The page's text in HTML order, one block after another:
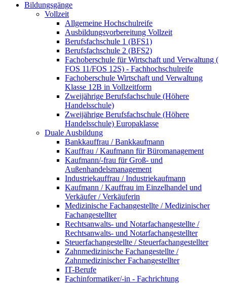
Bildungsgänge
Vollzeit
Allgemeine Hochschulreife
Ausbildungsvorbereitung Vollzeit
Berufsfachschule 1 (BFS1)
Berufsfachschule 2 (BFS2)
Fachoberschule für Wirtschaft und Verwaltung (
FOS 11/FOS 12S) - Fachhochschulreife
Fachoberschule Wirtschaft und Verwaltung
Klasse 12B in Vollzeitform
Zweijährige Berufsfachschule (Höhere
Handelsschule)
Zweijährige Berufsfachschule (Höhere
Handelsschule) Europaklasse
Duale Ausbildung
Bankkauffrau / Bankkaufmann
Kauffrau / Kaufmann für Büromanagement
Kaufmann/-frau für Groß- und
Außenhandelsmanagement
Industriekauffrau / Industriekaufmann
Kaufmann / Kauffrau im Einzelhandel und
Verkäufer / Verkäuferin
Medizinische Fachangestellte / Medizinischer
Fachangestellter
Rechtsanwalts- und Notarfachangestellte /
Rechtsanwalts- und Notarfachangestellter
Steuerfachangestellte / Steuerfachangestellter
Zahnmedizinische Fachangestellte /
Zahnmedizinischer Fachangestellter
IT-Berufe
Fachinformatiker/-in - Fachrichtung